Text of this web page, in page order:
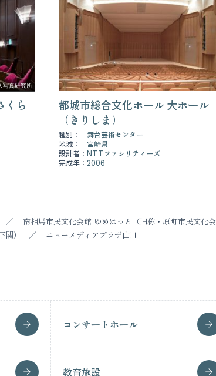
写真研究所
くら
都城市総合文化ホール 大ホール
（きりしま）
種別：
舞台芸術センター
地域：
宮崎県
設計者： NTTファシリティーズ
完成年： 2006
南相馬市民文化会館 ゆめはっと（旧称・原町市民文化会
）
ニューメディアプラザ山口
コンサートホール
教育施設